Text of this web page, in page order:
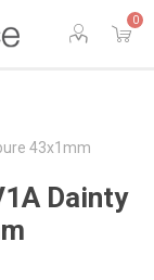
0
43x1mm
Dainty